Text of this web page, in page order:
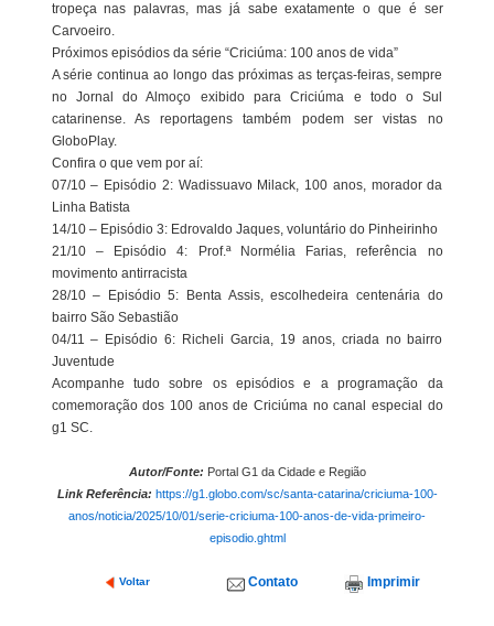
tropeça nas palavras, mas já sabe exatamente o que é ser
Carvoeiro.
Próximos episódios da série “Criciúma: 100 anos de vida”
A série continua ao longo das próximas as terças-feiras, sempre
no Jornal do Almoço exibido para Criciúma e todo o Sul
catarinense. As reportagens também podem ser vistas no
GloboPlay.
Confira o que vem por aí:
07/10 – Episódio 2: Wadissuavo Milack, 100 anos, morador da
Linha Batista
14/10 – Episódio 3: Edrovaldo Jaques, voluntário do Pinheirinho
21/10 – Episódio 4: Prof.ª Normélia Farias, referência no
movimento antirracista
28/10 – Episódio 5: Benta Assis, escolhedeira centenária do
bairro São Sebastião
04/11 – Episódio 6: Richeli Garcia, 19 anos, criada no bairro
Juventude
Acompanhe tudo sobre os episódios e a programação da
comemoração dos 100 anos de Criciúma no canal especial do
g1 SC.
Autor/Fonte: Portal G1 da Cidade e Região
Link Referência: https://g1.globo.com/sc/santa-catarina/criciuma-100-
anos/noticia/2025/10/01/serie-criciuma-100-anos-de-vida-primeiro-
episodio.ghtml
Voltar Contato Imprimir